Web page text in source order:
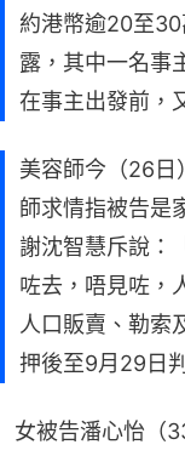
約港幣逾20至
露，其中一名事
在事主出發前，
美容師今（26日
師求情指被告是
謝沈智慧斥說：
咗去，唔見咗，
人口販賣、勒索
押後至9月29日
女被告潘心怡（